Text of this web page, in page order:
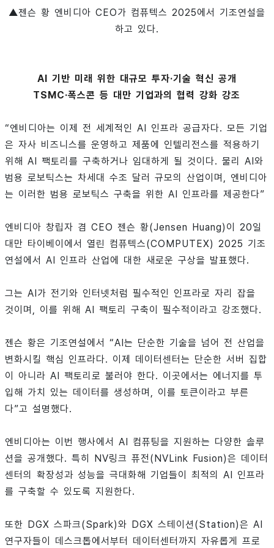
▲젠슨 황 엔비디아 CEO가 컴퓨텍스 2025에서 기조연설을
하고 있다.
AI 기반 미래 위한 대규모 투자·기술 혁신 공개
TSMC·폭스콘 등 대만 기업과의 협력 강화 강조
“엔비디아는 이제 전 세계적인 AI 인프라 공급자다. 모든 기업
은 자사 비즈니스를 운영하고 제품에 인텔리전스를 적용하기
위해 AI 팩토리를 구축하거나 임대하게 될 것이다. 물리 AI와
범용 로보틱스는 차세대 수조 달러 규모의 산업이며, 엔비디아
는 이러한 범용 로보틱스 구축을 위한 AI 인프라를 제공한다”
엔비디아 창립자 겸 CEO 젠슨 황(Jensen Huang)이 20일
대만 타이베이에서 열린 컴퓨텍스(COMPUTEX) 2025 기조
연설에서 AI 인프라 산업에 대한 새로운 구상을 발표했다.
그는 AI가 전기와 인터넷처럼 필수적인 인프라로 자리 잡을
것이며, 이를 위해 AI 팩토리 구축이 필수적이라고 강조했다.
젠슨 황은 기조연설에서 “AI는 단순한 기술을 넘어 전 산업을
변화시킬 핵심 인프라다. 이제 데이터센터는 단순한 서버 집합
이 아니라 AI 팩토리로 불러야 한다. 이곳에서는 에너지를 투
입해 가치 있는 데이터를 생성하며, 이를 토큰이라고 부른
다”고 설명했다.
엔비디아는 이번 행사에서 AI 컴퓨팅을 지원하는 다양한 솔루
션을 공개했다. 특히 NV링크 퓨전(NVLink Fusion)은 데이터
센터의 확장성과 성능을 극대화해 기업들이 최적의 AI 인프라
를 구축할 수 있도록 지원한다.
또한 DGX 스파크(Spark)와 DGX 스테이션(Station)은 AI
연구자들이 데스크톱에서부터 데이터센터까지 자유롭게 프로